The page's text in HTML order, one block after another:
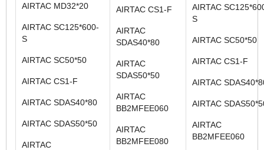
AIRTAC MD32*20
AIRTAC SC125*600-
S
AIRTAC SC50*50
AIRTAC CS1-F
AIRTAC SDAS40*80
AIRTAC SDAS50*50
AIRTAC
AIRTAC CS1-F
AIRTAC
SDAS40*80
AIRTAC
SDAS50*50
AIRTAC
BB2MFEE060
AIRTAC
BB2MFEE080
AIRTAC
S
AIRTAC SC50*50
AIRTAC CS1-F
AIRTAC
AIRTAC
AIRTAC
BB2MFEE060